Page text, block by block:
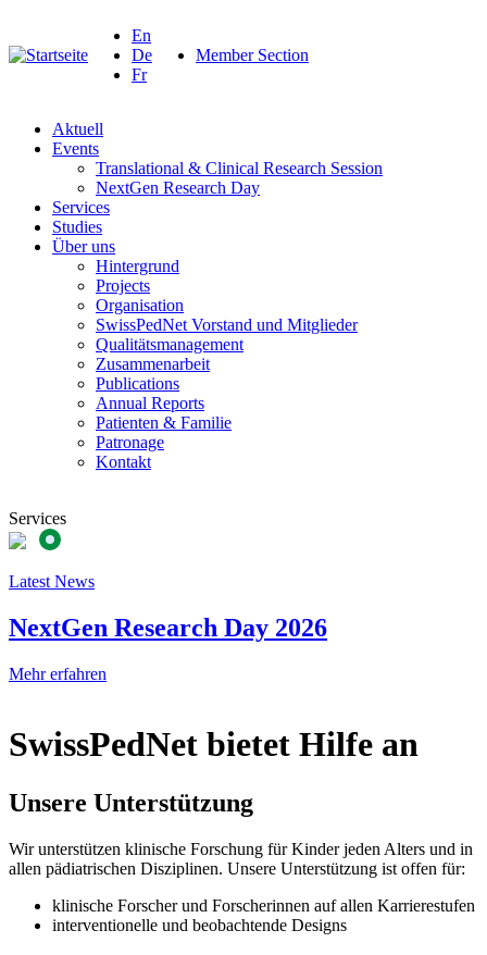
En
De
Fr
Member Section
Aktuell
Events
Translational & Clinical Research Session
NextGen Research Day
Services
Studies
Über uns
Hintergrund
Projects
Organisation
SwissPedNet Vorstand und Mitglieder
Qualitätsmanagement
Zusammenarbeit
Publications
Annual Reports
Patienten & Familie
Patronage
Kontakt
Services
Latest News
NextGen Research Day 2026
Mehr erfahren
SwissPedNet bietet Hilfe an
Unsere Unterstützung
Wir unterstützen klinische Forschung für Kinder jeden Alters und in
allen pädiatrischen Disziplinen. Unsere Unterstützung ist offen für:
klinische Forscher und Forscherinnen auf allen Karrierestufen
interventionelle und beobachtende Designs